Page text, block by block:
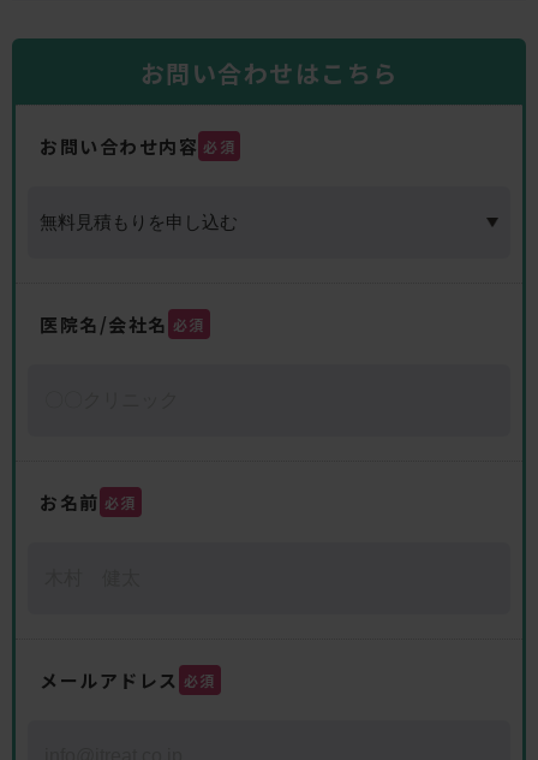
お問い合わせはこちら
お問い合わせ内容 必須
医院名/会社名 必須
お名前 必須
メールアドレス 必須